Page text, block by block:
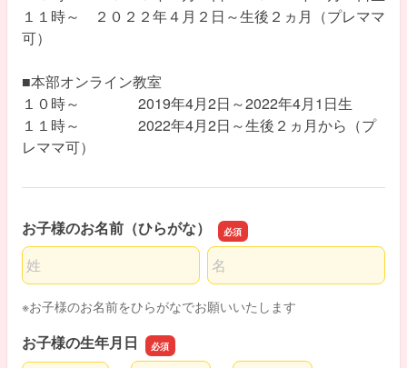
１１時～ ２０２２年４月２日～生後２ヵ月（プレママ
可）
■本部オンライン教室
１０時～ 2019年4月2日～2022年4月1日生
１１時～ 2022年4月2日～生後２ヵ月から（プ
レママ可）
お子様のお名前（ひらがな）
名前の姓
名前の名
※お子様のお名前をひらがなでお願いいたします
お子様の生年月日